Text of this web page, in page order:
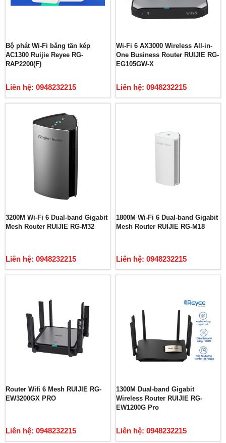
Bộ phát Wi-Fi băng tần kép
AC1300 Ruijie Reyee RG-
RAP2200(F)
Liên hệ: 0948232215
Wi-Fi 6 AX3000 Wireless All-in-
One Business Router RUIJIE RG-
EG105GW-X
Liên hệ: 0948232215
3200M Wi-Fi 6 Dual-band Gigabit
Mesh Router RUIJIE RG-M32
Liên hệ: 0948232215
1800M Wi-Fi 6 Dual-band Gigabit
Mesh Router RUIJIE RG-M18
Liên hệ: 0948232215
Router Wifi 6 Mesh RUIJIE RG-
EW3200GX PRO
Liên hệ: 0948232215
1300M Dual-band Gigabit
Wireless Router RUIJIE RG-
EW1200G Pro
Liên hệ: 0948232215